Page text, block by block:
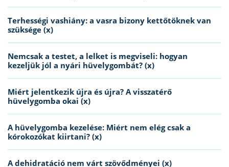
Terhességi vashiány: a vasra bizony kettőtöknek van
szüksége (x)
Nemcsak a testet, a lelket is megviseli: hogyan
kezeljük jól a nyári hüvelygombát? (x)
Miért jelentkezik újra és újra? A visszatérő
hüvelygomba okai (x)
A hüvelygomba kezelése: Miért nem elég csak a
kórokozókat kiirtani? (x)
A dehidratáció nem várt szövődményei (x)